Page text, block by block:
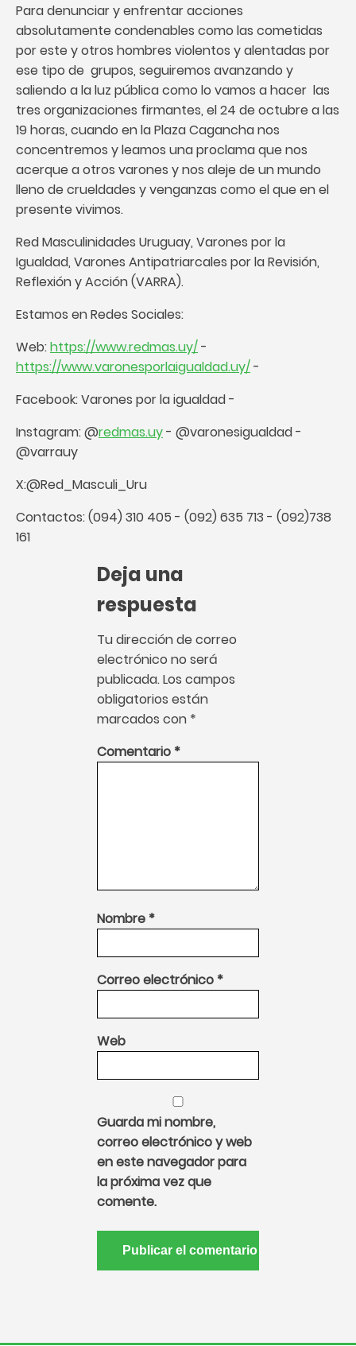
Para denunciar y enfrentar acciones
absolutamente condenables como las cometidas
por este y otros hombres violentos y alentadas por
ese tipo de grupos, seguiremos avanzando y
saliendo a la luz pública como lo vamos a hacer las
tres organizaciones firmantes, el 24 de octubre a las
19 horas, cuando en la Plaza Cagancha nos
concentremos y leamos una proclama que nos
acerque a otros varones y nos aleje de un mundo
lleno de crueldades y venganzas como el que en el
presente vivimos.
Red Masculinidades Uruguay, Varones por la
Igualdad, Varones Antipatriarcales por la Revisión,
Reflexión y Acción (VARRA).
Estamos en Redes Sociales:
Web:https://www.redmas.uy/-
https://www.varonesporlaigualdad.uy/-
Facebook: Varones por la igualdad -
Instagram: @redmas.uy- @varonesigualdad -
@varrauy
X:@Red_Masculi_Uru
Contactos: (094) 310 405 - (092) 635 713 - (092)738
161
Deja una
respuesta
Tu dirección de correo
electrónico no será
publicada.Los campos
obligatorios están
marcados con *
Comentario *
Nombre *
Correo electrónico *
Web
Guarda mi nombre,
correo electrónico y web
en este navegador para
la próxima vez que
comente.